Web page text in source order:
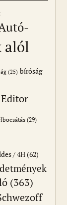
alól
(25) bíróság
Editor
(29)
/ 4H(62)
(363)